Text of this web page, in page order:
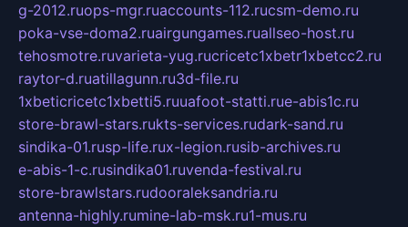
g-2012.ruops-mgr.ruaccounts-112.rucsm-demo.ru
poka-vse-doma2.ruairgungames.ruallseo-host.ru
tehosmotre.ruvarieta-yug.rucricetc1xbetr1xbetcc2.ru
raytor-d.ruatillagunn.ru3d-file.ru
1xbeticricetc1xbetti5.ruuafoot-statti.rue-abis1c.ru
store-brawl-stars.rukts-services.rudark-sand.ru
sindika-01.rusp-life.rux-legion.rusib-archives.ru
e-abis-1-c.rusindika01.ruvenda-festival.ru
store-brawlstars.rudooraleksandria.ru
antenna-highly.rumine-lab-msk.ru1-mus.ru